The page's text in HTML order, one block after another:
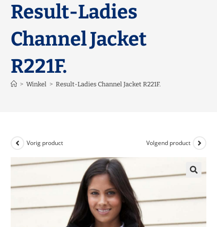
Result-Ladies
Channel Jacket
R221F.
> Winkel > Result-Ladies Channel Jacket R221F.
Vorig product Volgend product